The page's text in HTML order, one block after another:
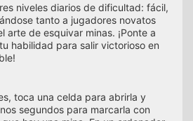
niveles diarios de dificultad: fácil,
tanto a jugadores novatos
arte de esquivar minas. ¡Ponte a
habilidad para salir victorioso en
toca una celda para abrirla y
segundos para marcarla con